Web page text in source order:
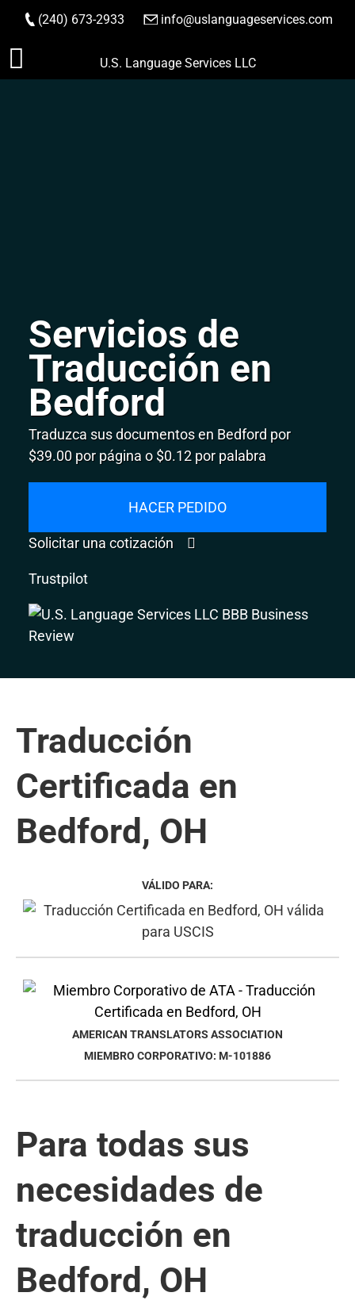
Saltar
(240) 673-2933 info@uslanguageservices.com
HACER PEDIDO
U.S. Language Services LLC
Servicios de
Traducción en
Bedford
Traduzca sus documentos en Bedford por
$39.00 por página o $0.12 por palabra
HACER PEDIDO
Solicitar una cotización
Trustpilot
Traducción
Certificada en
Bedford, OH
VÁLIDO PARA:
AMERICAN TRANSLATORS ASSOCIATION
MIEMBRO CORPORATIVO: M-101886
Para todas sus
necesidades de
traducción en
Bedford, OH